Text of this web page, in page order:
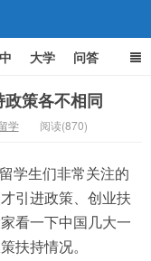
大学 问答
策各不相同
学 阅读(870)
学生们非常关注的
引进政策、创业扶
看一下中国几大一
扶持情况。